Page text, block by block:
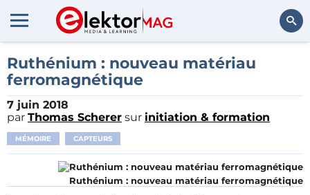
Rechercher
Ruthénium : nouveau matériau
ferromagnétique
7 juin 2018
par Thomas Scherer sur initiation & formation
MÉMOIRE CAPTEURS
Ruthénium : nouveau matériau ferromagnétique